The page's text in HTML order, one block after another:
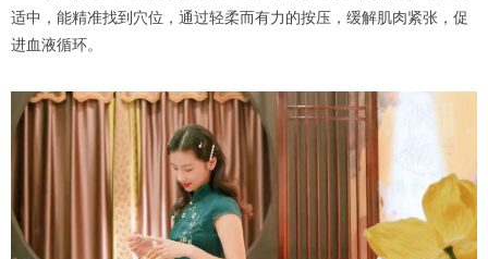
适中，能精准找到穴位，通过轻柔而有力的按压，缓解肌肉紧张，促
进血液循环。